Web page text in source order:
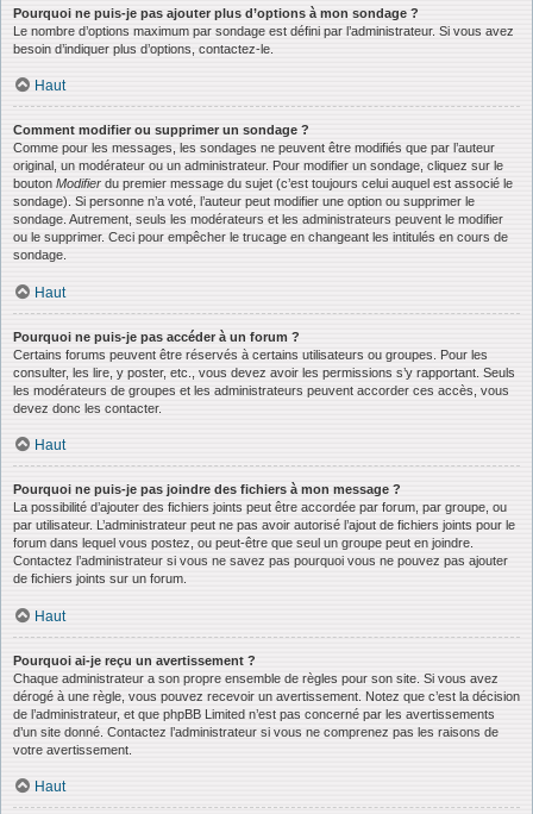
Pourquoi ne puis-je pas ajouter plus d’options à mon sondage ?
Le nombre d’options maximum par sondage est défini par l’administrateur. Si vous avez
besoin d’indiquer plus d’options, contactez-le.
Haut
Comment modifier ou supprimer un sondage ?
Comme pour les messages, les sondages ne peuvent être modifiés que par l’auteur
original, un modérateur ou un administrateur. Pour modifier un sondage, cliquez sur le
bouton Modifier du premier message du sujet (c’est toujours celui auquel est associé le
sondage). Si personne n’a voté, l’auteur peut modifier une option ou supprimer le
sondage. Autrement, seuls les modérateurs et les administrateurs peuvent le modifier
ou le supprimer. Ceci pour empêcher le trucage en changeant les intitulés en cours de
sondage.
Haut
Pourquoi ne puis-je pas accéder à un forum ?
Certains forums peuvent être réservés à certains utilisateurs ou groupes. Pour les
consulter, les lire, y poster, etc., vous devez avoir les permissions s’y rapportant. Seuls
les modérateurs de groupes et les administrateurs peuvent accorder ces accès, vous
devez donc les contacter.
Haut
Pourquoi ne puis-je pas joindre des fichiers à mon message ?
La possibilité d’ajouter des fichiers joints peut être accordée par forum, par groupe, ou
par utilisateur. L’administrateur peut ne pas avoir autorisé l’ajout de fichiers joints pour le
forum dans lequel vous postez, ou peut-être que seul un groupe peut en joindre.
Contactez l’administrateur si vous ne savez pas pourquoi vous ne pouvez pas ajouter
de fichiers joints sur un forum.
Haut
Pourquoi ai-je reçu un avertissement ?
Chaque administrateur a son propre ensemble de règles pour son site. Si vous avez
dérogé à une règle, vous pouvez recevoir un avertissement. Notez que c’est la décision
de l’administrateur, et que phpBB Limited n’est pas concerné par les avertissements
d’un site donné. Contactez l’administrateur si vous ne comprenez pas les raisons de
votre avertissement.
Haut